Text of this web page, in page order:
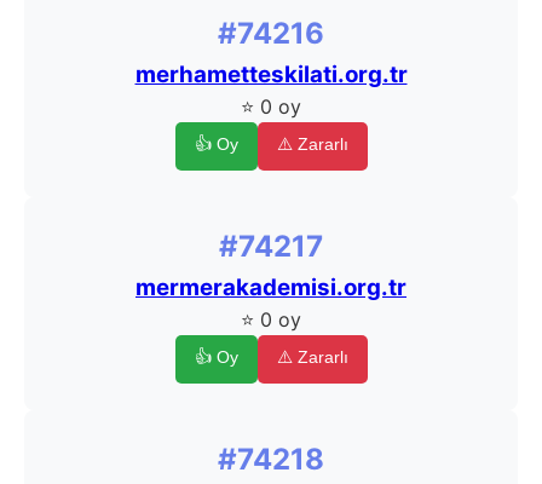
#74216
merhametteskilati.org.tr
⭐ 0 oy
👍 Oy ⚠️ Zararlı
#74217
mermerakademisi.org.tr
⭐ 0 oy
👍 Oy ⚠️ Zararlı
#74218